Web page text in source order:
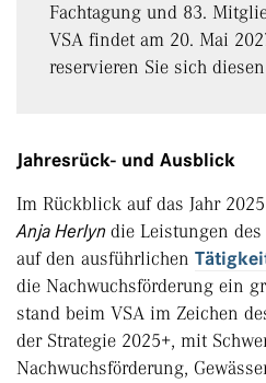
Fachtagung und 83.
VSA findet am 20. Mai
reservieren Sie sich
Jahresrück- und Ausblick
Im Rückblick auf das Jahr
Anja Herlyn die Leistungen
auf den ausführlichen
die Nachwuchsförderung ein
stand beim VSA im Zeichen
der Strategie 2025+, mit
Nachwuchsförderung,